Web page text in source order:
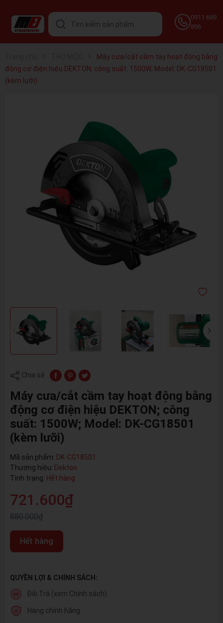
0911 689
896
Máy cưa/cắt cầm tay hoạt động bằng
động cơ điện hiệu DEKTON; công suất: 1500W; Model: DK-CG18501
(kèm lưỡi)
Chia sẻ
Máy cưa/cắt cầm tay hoạt động bằng
động cơ điện hiệu DEKTON; công
suất: 1500W; Model: DK-CG18501
(kèm lưỡi)
Mã sản phẩm: DK-CG18501
Thương hiệu: Dekton
Tình trạng: Hết hàng
721.600₫
880.000₫
Hết hàng
QUYỀN LỢI & CHÍNH SÁCH:
Đổi Trả (xem Chính sách)
Hàng chính hãng